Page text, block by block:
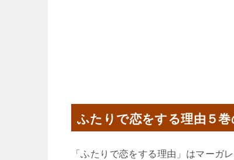
ふたりで恋をする理由５巻
「ふたりで恋をする理由」はマーガ